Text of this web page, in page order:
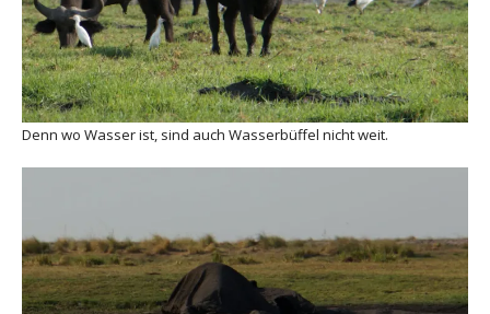
Denn wo Wasser ist, sind auch Wasserbüffel nicht weit.